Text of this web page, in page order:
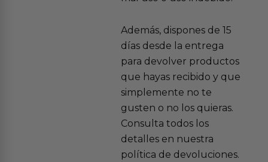
Además, dispones de 15
días desde la entrega
para devolver productos
que hayas recibido y que
simplemente no te
gusten o no los quieras.
Consulta todos los
detalles en nuestra
política de devoluciones.